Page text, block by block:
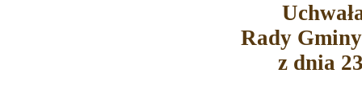
Rady
z dnia